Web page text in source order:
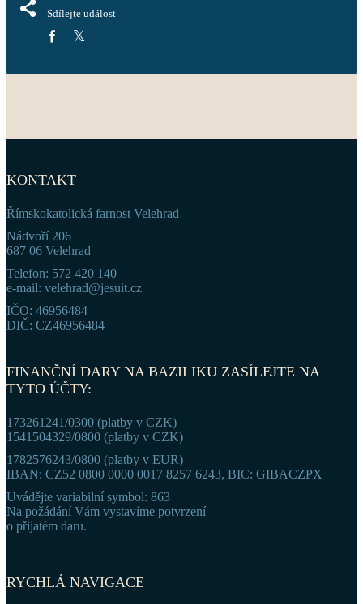
Sdílejte událost
KONTAKT
Římskokatolická farnost Velehrad
Nádvoří 206
687 06 Velehrad
Telefon: 572 420 140
e-mail: velehrad@jesuit.cz
IČO: 46956484
DIČ: CZ46956484
FINANČNÍ DARY NA BAZILIKU ZASÍLEJTE NA
TYTO ÚČTY:
173261241/0300 (platby v CZK)
1541504329/0800 (platby v CZK)
1782576243/0800 (platby v EUR)
IBAN: CZ52 0800 0000 0017 8257 6243, BIC: GIBACZPX
Uvádějte variabilní symbol: 863
Na požádání Vám vystavíme potvrzení
o přijatém daru.
RYCHLÁ NAVIGACE